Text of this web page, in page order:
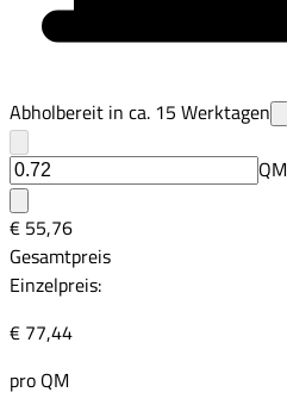
Abholbereit in ca. 15 Werktagen
QM
€ 55,76
Gesamtpreis
Einzelpreis:
€ 77,44
pro QM